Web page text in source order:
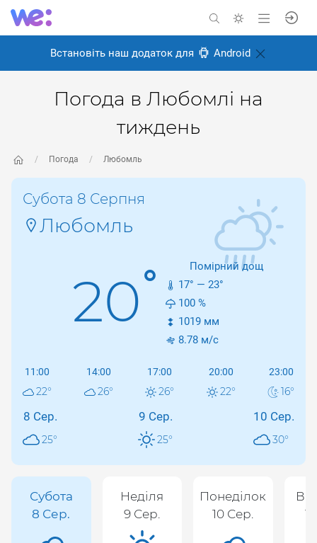
Встановіть наш додаток для Android
Погода в Любомлі на
тиждень
Погода Любомль
Субота 8 Серпня
Любомль
20°
Помірний дощ
17° — 23°
100 %
1019 мм
8.78 м/с
11:00
22°
14:00
26°
17:00
26°
20:00
22°
23:00
16°
8 Сер.
25°
9 Сер.
25°
10 Сер.
30°
Субота
8 Сер.
Неділя
9 Сер.
Понеділок
10 Сер.